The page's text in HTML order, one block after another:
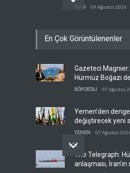
görüşme
İRAN 09 Ağustos 2026
güçlere büyük
Grönland’da
hamlesi
En Çok Görüntülenenler
Gazeteci
Hürmüz Boğazı
doğrudan İran ve
RÖPORTAJ 07 Ağustos
Yemen’den
değiştirecek yeni
denklem
YEMEN 07 Ağustos
The Telegraph:
anlaşması, İran’ın